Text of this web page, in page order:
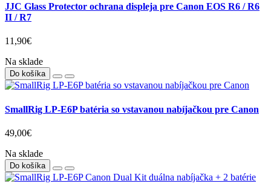
JJC Glass Protector ochrana displeja pre Canon EOS R6 / R6
II / R7
11,90€
Na sklade
Do košíka
SmallRig LP-E6P batéria so vstavanou nabíjačkou pre Canon
49,00€
Na sklade
Do košíka